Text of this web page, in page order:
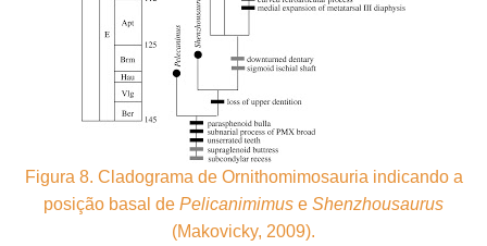
Figura 8. Cladograma de Ornithomimosauria indicando a
posição basal de Pelicanimimus e Shenzhousaurus
(Makovicky, 2009).